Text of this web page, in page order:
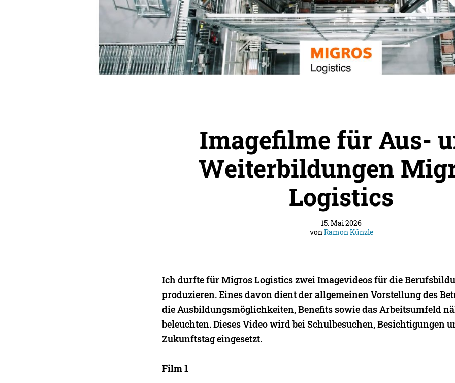
Imagefilme für Aus-
Weiterbildungen
Logistics
15. Mai 2026
vonRamon Künzle
Ich durfte für Migros Logistics zwei Imagevideos für die
produzieren. Eines davon dient der allgemeinen Vorstellung des
die Ausbildungsmöglichkeiten, Benefits sowie das Arbeitsumfeld
beleuchten. Dieses Video wird bei Schulbesuchen, Besichtigungen
Zukunftstag eingesetzt.
Film 1